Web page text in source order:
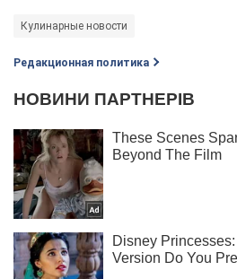
Кулинарные новости
Редакционная политика